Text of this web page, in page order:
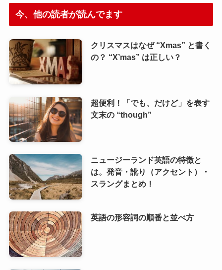
今、他の読者が読んでます
クリスマスはなぜ “Xmas” と書く
の？ “X’mas” は正しい？
超便利！「でも、だけど」を表す
文末の “though”
ニュージーランド英語の特徴と
は。発音・訛り（アクセント）・
スラングまとめ！
英語の形容詞の順番と並べ方